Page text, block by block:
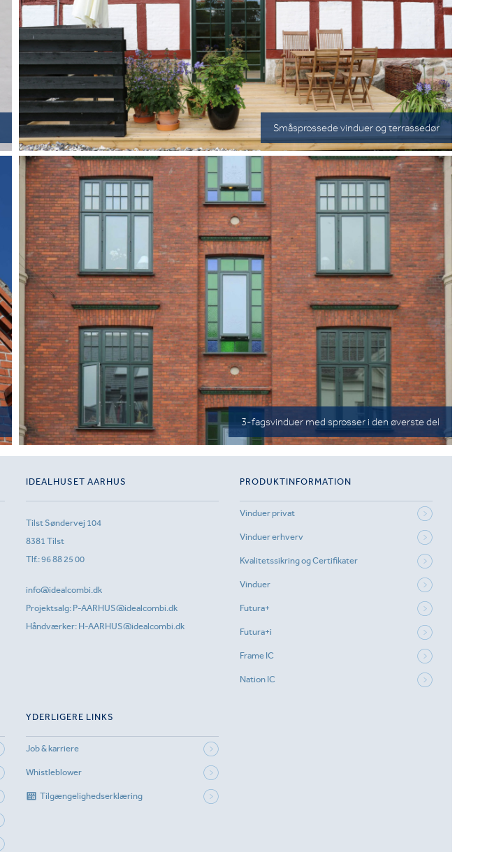
Småsprossede vinduer og terrassedør
3-fagsvinduer med sprosser i den øverste del
IDEALHUSET AARHUS
Tilst Søndervej 104
8381 Tilst
Tlf.:96 88 25 00
info@idealcombi.dk
Projektsalg: P-AARHUS@idealcombi.dk
Håndværker: H-AARHUS@idealcombi.dk
PRODUKTINFORMATION
Vinduer privat
Vinduer erhverv
Kvalitetssikring og Certifikater
Vinduer
Futura+
Futura+i
Frame IC
Nation IC
YDERLIGERE LINKS
Job & karriere
Whistleblower
Tilgængelighedserklæring